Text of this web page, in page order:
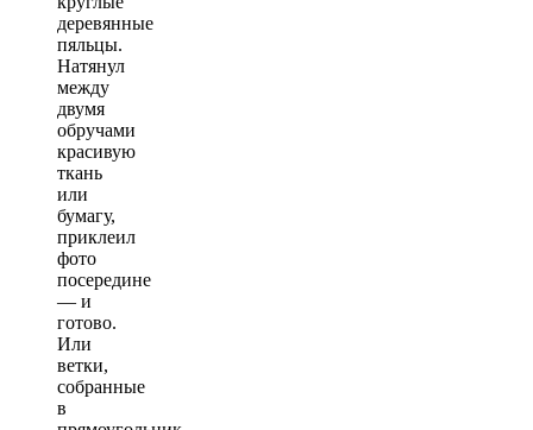
деревянные
пяльцы.
Натянул
между
двумя
обручами
красивую
ткань
или
бумагу,
приклеил
фото
посередине
— и
готово.
Или
ветки,
собранные
в